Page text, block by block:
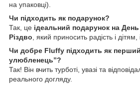
на упаковці).
Чи підходить як подарунок?
Так, це ідеальний подарунок на
Різдво, який приносить радість і
Чи добре Fluffy підходить як
улюбленець”?
Так! Він вчить турботі, увазі та
реального догляду.